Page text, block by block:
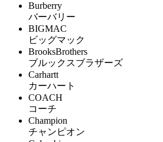
Burberry
バーバリー
BIGMAC
ビッグマック
BrooksBrothers
ブルックスブラザーズ
Carhartt
カーハート
COACH
コーチ
Champion
チャンピオン